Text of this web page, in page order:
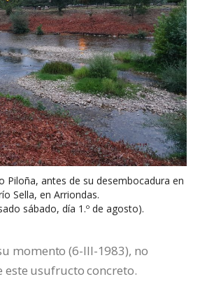
Piloña, antes de su desembocadura en
Sella, en Arriondas.
sábado, día 1.º de agosto).
momento (6-III-1983), no
este usufructo concreto.